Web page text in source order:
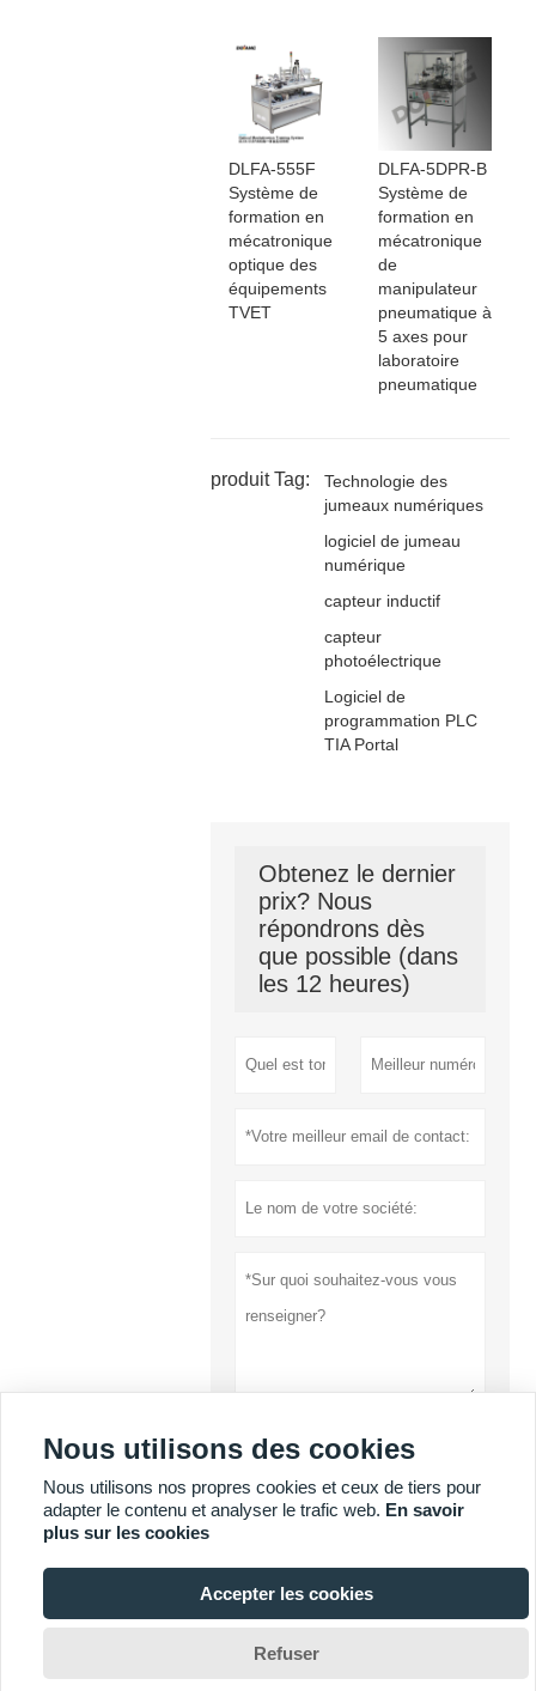

DLFA-555F
Système de
formation en
mécatronique
optique des
équipements
TVET
DLFA-5DPR-B
Système de
formation en
mécatronique
de
manipulateur
pneumatique à
5 axes pour
laboratoire
pneumatique
produit Tag:
Technologie des
jumeaux numériques
logiciel de jumeau
numérique
capteur inductif
capteur
photoélectrique
Logiciel de
programmation PLC
TIA Portal
Obtenez le dernier
prix? Nous
répondrons dès
que possible (dans
les 12 heures)
soumettre
Politique de
Nous utilisons des cookies
Nous utilisons nos propres cookies et ceux de tiers pour
adapter le contenu et analyser le trafic web. En savoir
plus sur les cookies
Accepter les cookies
Refuser